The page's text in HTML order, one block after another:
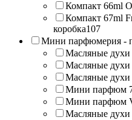
Компакт 66ml
Компакт 67ml
коробка107
Мини парфюмерия -
Масляные духи
Масляные духи
Масляные духи
Мини парфюм
Мини парфюм
Масляные духи